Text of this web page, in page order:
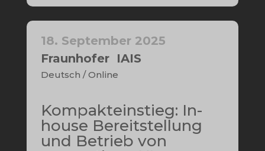
18. September 2025
Fraunhofer IAIS
Deutsch / Online
Kompakteinstieg: In-
house Bereitstellung
und Betrieb von